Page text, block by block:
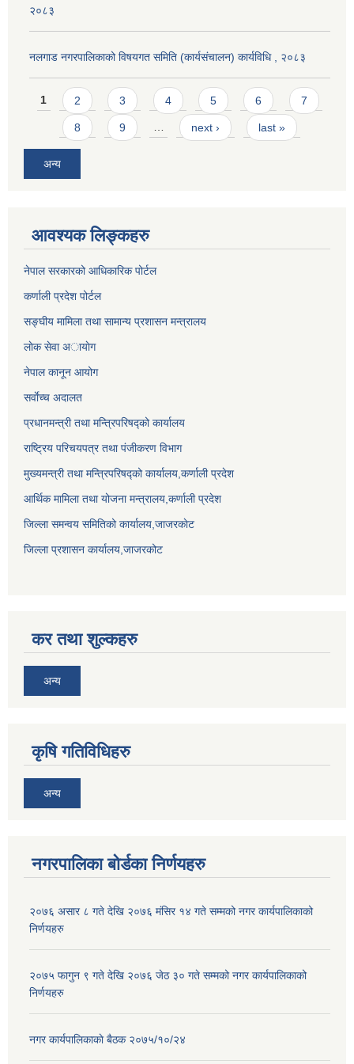
२०८३
नलगाड नगरपालिकाको विषयगत समिति (कार्यसंचालन) कार्यविधि , २०८३
Pages
1 2 3 4 5 6 7
8 9 … next › last »
अन्य
आवश्यक लिङ्कहरु
नेपाल सरकारको आधिकारिक पोर्टल
कर्णाली प्रदेश पोर्टल
सङ्घीय मामिला तथा सामान्य प्रशासन मन्त्रालय
लाेक सेवा अायाेग
नेपाल कानून आयोग
सर्वाेच्च अदालत
प्रधानमन्त्री तथा मन्त्रिपरिषद्को कार्यालय
राष्ट्रिय परिचयपत्र तथा पंजीकरण विभाग
मुख्यमन्त्री तथा मन्त्रिपरिषद्को कार्यालय,कर्णाली प्रदेश
आर्थिक मामिला तथा योजना मन्त्रालय,कर्णाली प्रदेश
जिल्ला समन्वय समितिको कार्यालय,जाजरकाेट
जिल्ला प्रशासन कार्यालय,जाजरकोट
कर तथा शुल्कहरु
अन्य
कृषि गतिविधिहरु
अन्य
नगरपालिका बोर्डका निर्णयहरु
२०७६ असार ८ गते देखि २०७६ मंसिर १४ गते सम्मको नगर कार्यपालिकाको
निर्णयहरु
२०७५ फागुन ९ गते देखि २०७६ जेठ ३० गते सम्मको नगर कार्यपालिकाको
निर्णयहरु
नगर कार्यपालिकाकाे बैठक २०७५/१०/२४